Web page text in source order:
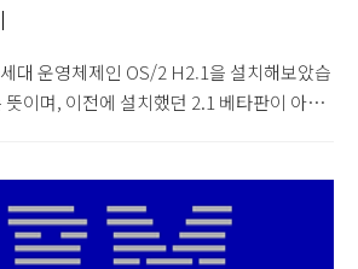
대 운영체제인 OS/2 H2.1을 설치해보았습
이며, 이전에 설치했던 2.1 베타판이 아닌
니다. 알록달록한 OS/2 로고가 예쁩니다. 베
고 나왔는데 여기서는 그냥 영어로 로딩 중